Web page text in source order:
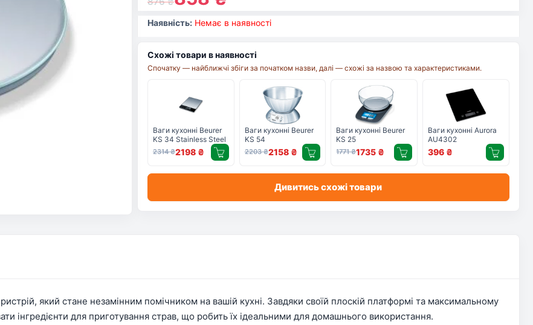
Наявність: Немає в наявності
Схожі товари в наявності
Спочатку — найближчі збіги за початком назви, далі — схожі за назвою та характеристиками.
Ваги кухонні Beurer
KS 34 Stainless Steel
2314₴2198 ₴
Ваги кухонні Beurer
KS 54
2203₴2158 ₴
Ваги кухонні Beurer
KS 25
1771₴1735 ₴
Ваги кухонні Aurora
AU4302
396 ₴
Дивитись схожі товари
який стане незамінним помічником на вашій кухні. Завдяки своїй плоскій платформі та максимальному
інгредієнти для приготування страв, що робить їх ідеальними для домашнього використання.